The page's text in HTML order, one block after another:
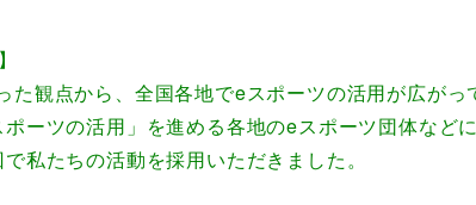
た観点から、全国各地でeスポーツの活用が広がっ
ーツの活用」を進める各地のeスポーツ団体など
私たちの活動を採用いただきました。